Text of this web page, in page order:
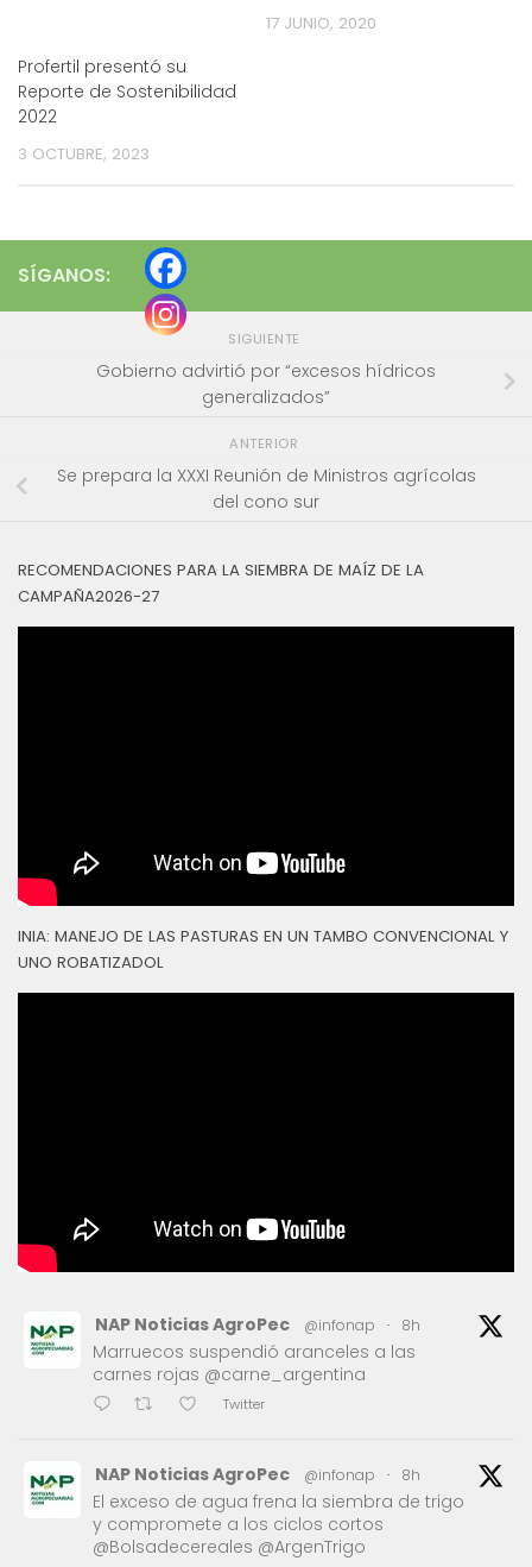
Profertil presentó su
Reporte de Sostenibilidad
2022
3 OCTUBRE, 2023
17 JUNIO, 2020
SÍGANOS:
SIGUIENTE
Gobierno advirtió por “excesos hídricos
generalizados”
ANTERIOR
Se prepara la XXXI Reunión de Ministros agrícolas
del cono sur
RECOMENDACIONES PARA LA SIEMBRA DE MAÍZ DE LA
CAMPAÑA2026-27
INIA: MANEJO DE LAS PASTURAS EN UN TAMBO CONVENCIONAL Y
UNO ROBATIZADOL
NAP Noticias AgroPec @infonap · 8h
Marruecos suspendió aranceles a las
carnes rojas @carne_argentina
Twitter
NAP Noticias AgroPec @infonap · 8h
El exceso de agua frena la siembra de trigo
y compromete a los ciclos cortos
@Bolsadecereales @ArgenTrigo